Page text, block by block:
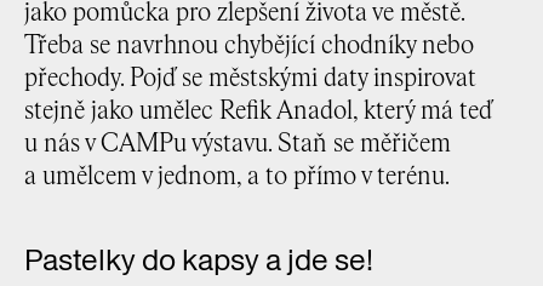
jako pomůcka pro zlepšení života ve městě.
Třeba se navrhnou chybějící chodníky nebo
přechody. Pojď se městskými daty inspirovat
stejně jako umělec Refik Anadol, který má teď
u nás v CAMPu výstavu. Staň se měřičem
a umělcem v jednom, a to přímo v terénu.
Pastelky do kapsy a jde se!